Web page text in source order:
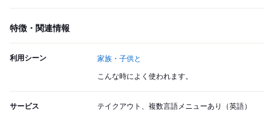
特徴・関連情報
利用シーン 家族・子供と
こんな時によく使われます。
サービス テイクアウト、複数言語メニューあり（英語）